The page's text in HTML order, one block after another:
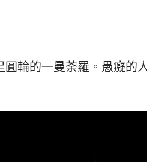
輪的一曼荼羅。愚癡的